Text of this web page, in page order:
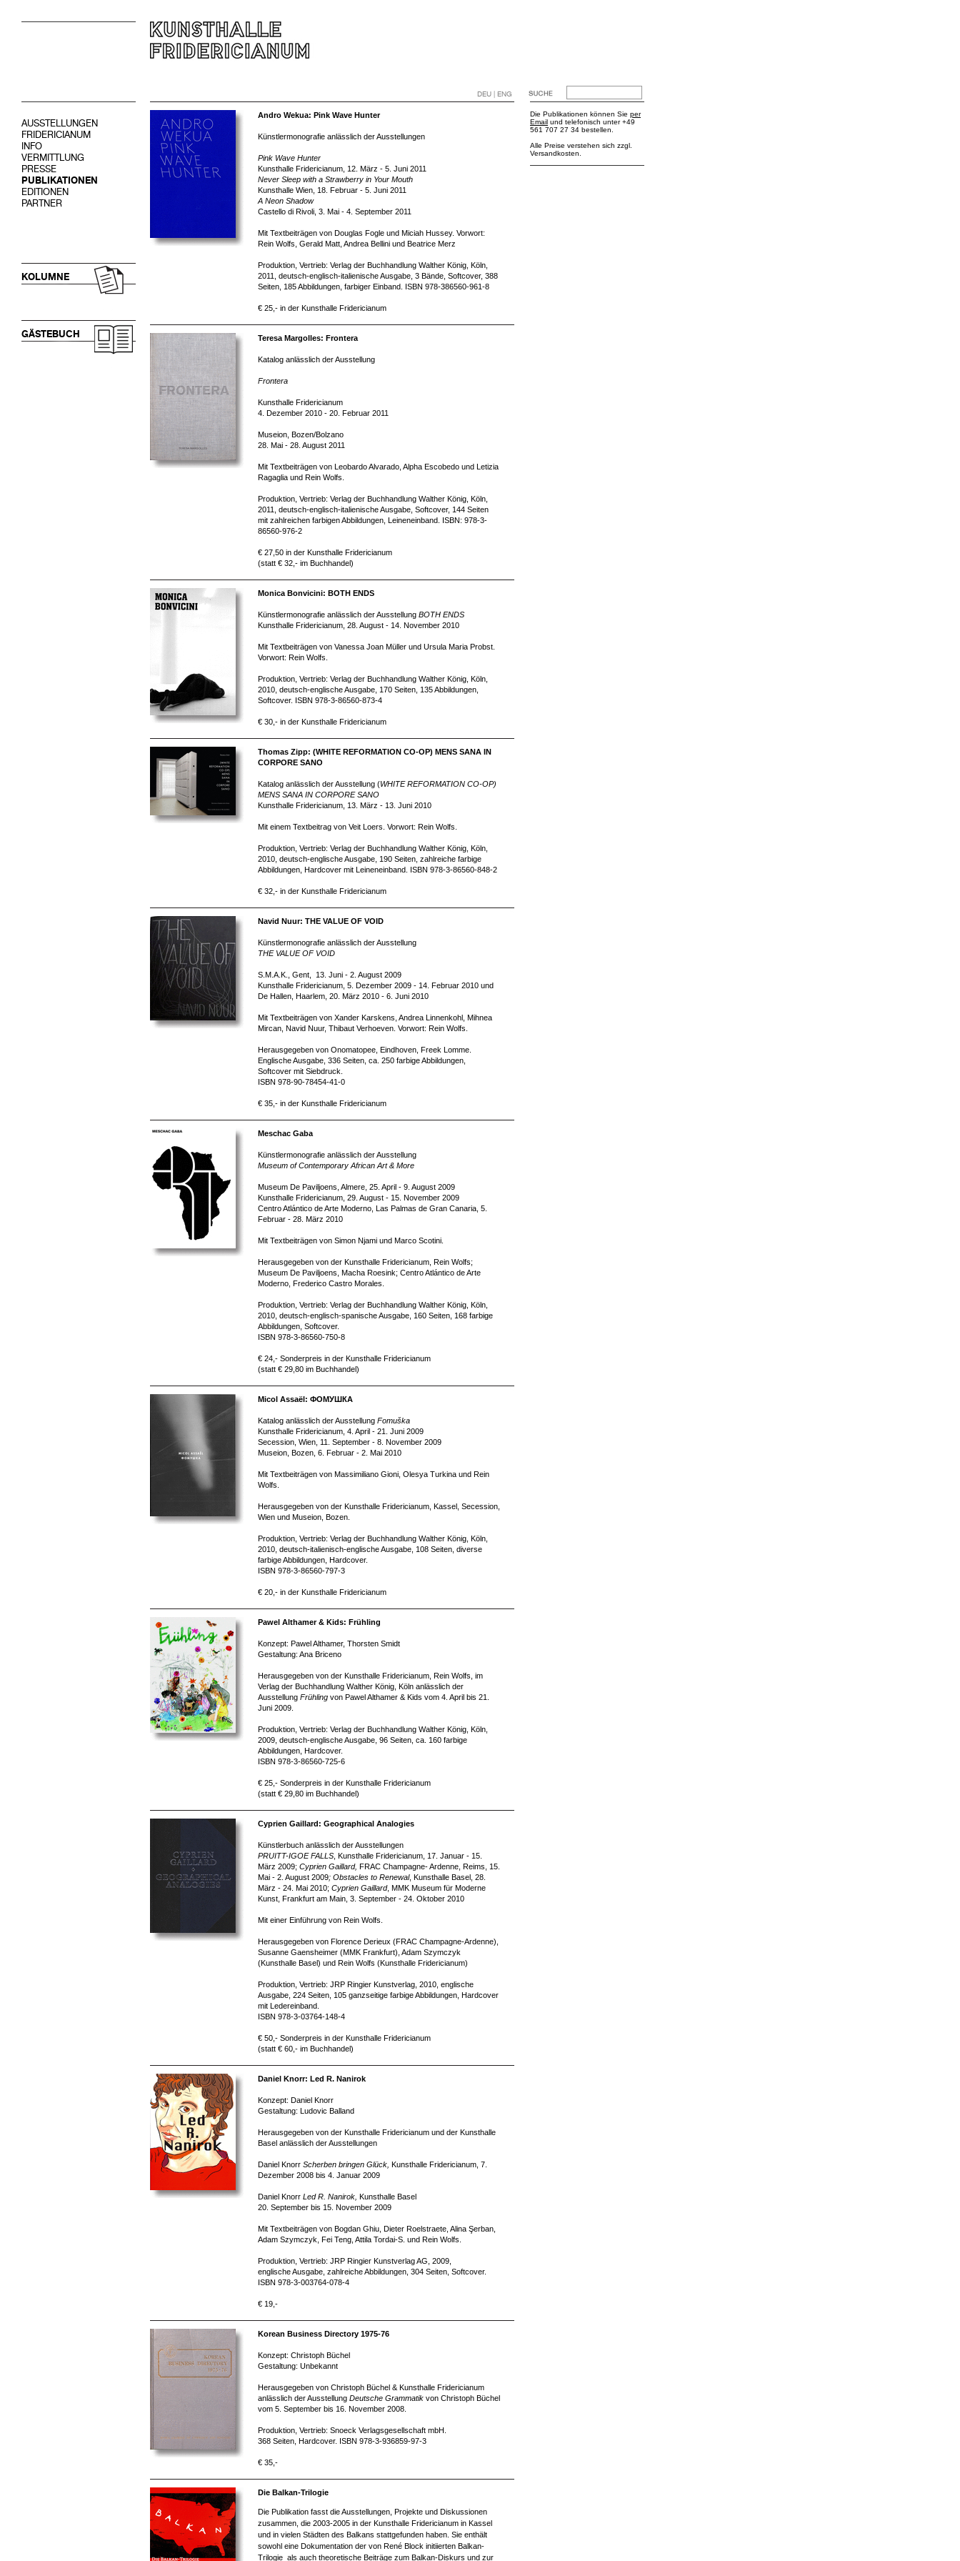
DEU | ENG
AUSSTELLUNGEN
FRIDERICIANUM
INFO
VERMITTLUNG
PRESSE
PUBLIKATIONEN
EDITIONEN
PARTNER
KOLUMNE
GÄSTEBUCH
Andro Wekua: Pink Wave Hunter
Künstlermonografie anlässlich der Ausstellungen
Pink Wave Hunter
Kunsthalle Fridericianum, 12. März - 5. Juni 2011
Never Sleep with a Strawberry in Your Mouth
Kunsthalle Wien, 18. Februar - 5. Juni 2011
A Neon Shadow
Castello di Rivoli, 3. Mai - 4. September 2011
Mit Textbeiträgen von Douglas Fogle und Miciah Hussey. Vorwort:
Rein Wolfs, Gerald Matt, Andrea Bellini und Beatrice Merz
Produktion, Vertrieb: Verlag der Buchhandlung Walther König, Köln,
2011, deutsch-englisch-italienische Ausgabe, 3 Bände, Softcover, 388
Seiten, 185 Abbildungen, farbiger Einband. ISBN 978-386560-961-8
€ 25,- in der Kunsthalle Fridericianum
Teresa Margolles: Frontera
Katalog anlässlich der Ausstellung
Frontera
Kunsthalle Fridericianum
4. Dezember 2010 - 20. Februar 2011
Museion, Bozen/Bolzano
28. Mai - 28. August 2011
Mit Textbeiträgen von Leobardo Alvarado, Alpha Escobedo und Letizia
Ragaglia und Rein Wolfs.
Produktion, Vertrieb: Verlag der Buchhandlung Walther König, Köln,
2011, deutsch-englisch-italienische Ausgabe, Softcover, 144 Seiten
mit zahlreichen farbigen Abbildungen, Leineneinband. ISBN: 978-3-
86560-976-2
€ 27,50 in der Kunsthalle Fridericianum
(statt € 32,- im Buchhandel)
Monica Bonvicini: BOTH ENDS
Künstlermonografie anlässlich der Ausstellung BOTH ENDS
Kunsthalle Fridericianum, 28. August - 14. November 2010
Mit Textbeiträgen von Vanessa Joan Müller und Ursula Maria Probst.
Vorwort: Rein Wolfs.
Produktion, Vertrieb: Verlag der Buchhandlung Walther König, Köln,
2010, deutsch-englische Ausgabe, 170 Seiten, 135 Abbildungen,
Softcover. ISBN 978-3-86560-873-4
€ 30,- in der Kunsthalle Fridericianum
Thomas Zipp: (WHITE REFORMATION CO-OP) MENS SANA IN
CORPORE SANO
Katalog anlässlich der Ausstellung (WHITE REFORMATION CO-OP)
MENS SANA IN CORPORE SANO
Kunsthalle Fridericianum, 13. März - 13. Juni 2010
Mit einem Textbeitrag von Veit Loers. Vorwort: Rein Wolfs.
Produktion, Vertrieb: Verlag der Buchhandlung Walther König, Köln,
2010, deutsch-englische Ausgabe, 190 Seiten, zahlreiche farbige
Abbildungen, Hardcover mit Leineneinband. ISBN 978-3-86560-848-2
€ 32,- in der Kunsthalle Fridericianum
Navid Nuur: THE VALUE OF VOID
Künstlermonografie anlässlich der Ausstellung
THE VALUE OF VOID
S.M.A.K., Gent, 13. Juni - 2. August 2009
Kunsthalle Fridericianum, 5. Dezember 2009 - 14. Februar 2010 und
De Hallen, Haarlem, 20. März 2010 - 6. Juni 2010
Mit Textbeiträgen von Xander Karskens, Andrea Linnenkohl, Mihnea
Mircan, Navid Nuur, Thibaut Verhoeven. Vorwort: Rein Wolfs.
Herausgegeben von Onomatopee, Eindhoven, Freek Lomme.
Englische Ausgabe, 336 Seiten, ca. 250 farbige Abbildungen,
Softcover mit Siebdruck.
ISBN 978-90-78454-41-0
€ 35,- in der Kunsthalle Fridericianum
Meschac Gaba
Künstlermonografie anlässlich der Ausstellung
Museum of Contemporary African Art & More
Museum De Paviljoens, Almere, 25. April - 9. August 2009
Kunsthalle Fridericianum, 29. August - 15. November 2009
Centro Atlántico de Arte Moderno, Las Palmas de Gran Canaria, 5.
Februar - 28. März 2010
Mit Textbeiträgen von Simon Njami und Marco Scotini.
Herausgegeben von der Kunsthalle Fridericianum, Rein Wolfs;
Museum De Paviljoens, Macha Roesink; Centro Atlántico de Arte
Moderno, Frederico Castro Morales.
Produktion, Vertrieb: Verlag der Buchhandlung Walther König, Köln,
2010, deutsch-englisch-spanische Ausgabe, 160 Seiten, 168 farbige
Abbildungen, Softcover.
ISBN 978-3-86560-750-8
€ 24,- Sonderpreis in der Kunsthalle Fridericianum
(statt € 29,80 im Buchhandel)
Micol Assaël: ФОМУШКА
Katalog anlässlich der Ausstellung Fomuška
Kunsthalle Fridericianum, 4. April - 21. Juni 2009
Secession, Wien, 11. September - 8. November 2009
Museion, Bozen, 6. Februar - 2. Mai 2010
Mit Textbeiträgen von Massimiliano Gioni, Olesya Turkina und Rein
Wolfs.
Herausgegeben von der Kunsthalle Fridericianum, Kassel, Secession,
Wien und Museion, Bozen.
Produktion, Vertrieb: Verlag der Buchhandlung Walther König, Köln,
2010, deutsch-italienisch-englische Ausgabe, 108 Seiten, diverse
farbige Abbildungen, Hardcover.
ISBN 978-3-86560-797-3
€ 20,- in der Kunsthalle Fridericianum
Pawel Althamer & Kids: Frühling
Konzept: Pawel Althamer, Thorsten Smidt
Gestaltung: Ana Briceno
Herausgegeben von der Kunsthalle Fridericianum, Rein Wolfs, im
Verlag der Buchhandlung Walther König, Köln anlässlich der
Ausstellung Frühling von Pawel Althamer & Kids vom 4. April bis 21.
Juni 2009.
Produktion, Vertrieb: Verlag der Buchhandlung Walther König, Köln,
2009, deutsch-englische Ausgabe, 96 Seiten, ca. 160 farbige
Abbildungen, Hardcover.
ISBN 978-3-86560-725-6
€ 25,- Sonderpreis in der Kunsthalle Fridericianum
(statt € 29,80 im Buchhandel)
Cyprien Gaillard: Geographical Analogies
Künstlerbuch anlässlich der Ausstellungen
PRUITT-IGOE FALLS , Kunsthalle Fridericianum, 17. Januar - 15.
März 2009; Cyprien Gaillard, FRAC Champagne- Ardenne, Reims, 15.
Mai - 2. August 2009; Obstacles to Renewal, Kunsthalle Basel, 28.
März - 24. Mai 2010; Cyprien Gaillard, MMK Museum für Moderne
Kunst, Frankfurt am Main, 3. September - 24. Oktober 2010
Mit einer Einführung von Rein Wolfs.
Herausgegeben von Florence Derieux (FRAC Champagne-Ardenne),
Susanne Gaensheimer (MMK Frankfurt), Adam Szymczyk
(Kunsthalle Basel) und Rein Wolfs (Kunsthalle Fridericianum)
Produktion, Vertrieb: JRP Ringier Kunstverlag, 2010, englische
Ausgabe, 224 Seiten, 105 ganzseitige farbige Abbildungen, Hardcover
mit Ledereinband.
ISBN 978-3-03764-148-4
€ 50,- Sonderpreis in der Kunsthalle Fridericianum
(statt € 60,- im Buchhandel)
Daniel Knorr: Led R. Nanirok
Konzept: Daniel Knorr
Gestaltung: Ludovic Balland
Herausgegeben von der Kunsthalle Fridericianum und der Kunsthalle
Basel anlässlich der Ausstellungen
Daniel Knorr Scherben bringen Glück, Kunsthalle Fridericianum, 7.
Dezember 2008 bis 4. Januar 2009
Daniel Knorr Led R. Nanirok, Kunsthalle Basel
20. September bis 15. November 2009
Mit Textbeiträgen von Bogdan Ghiu, Dieter Roelstraete, Alina Şerban,
Adam Szymczyk, Fei Teng, Attila Tordai-S. und Rein Wolfs.
Produktion, Vertrieb: JRP Ringier Kunstverlag AG, 2009,
englische Ausgabe, zahlreiche Abbildungen, 304 Seiten, Softcover.
ISBN 978-3-003764-078-4
€ 19,-
Korean Business Directory 1975-76
Konzept: Christoph Büchel
Gestaltung: Unbekannt
Herausgegeben von Christoph Büchel & Kunsthalle Fridericianum
anlässlich der Ausstellung Deutsche Grammatik von Christoph Büchel
vom 5. September bis 16. November 2008.
Produktion, Vertrieb: Snoeck Verlagsgesellschaft mbH.
368 Seiten, Hardcover. ISBN 978-3-936859-97-3
€ 35,-
Die Balkan-Trilogie
Die Publikation fasst die Ausstellungen, Projekte und Diskussionen
zusammen, die 2003-2005 in der Kunsthalle Fridericianum in Kassel
und in vielen Städten des Balkans stattgefunden haben. Sie enthält
sowohl eine Dokumentation der von René Block initiierten Balkan-
Trilogie als auch theoretische Beiträge zum Balkan-Diskurs und zur
Die Publikationen können Sie per
Email und telefonisch unter +49
561 707 27 34 bestellen.
Alle Preise verstehen sich zzgl.
Versandkosten.